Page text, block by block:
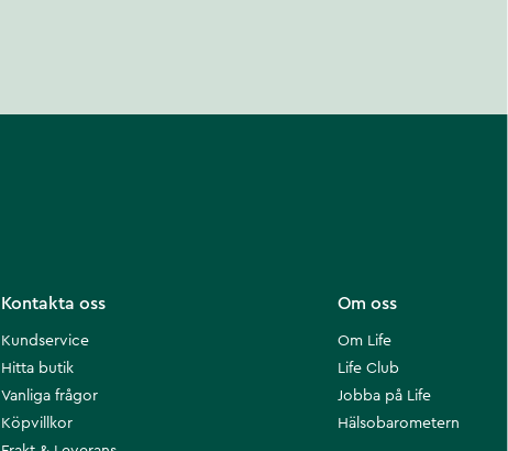
Om oss
Om Life
Life Club
Jobba på Life
Hälsobarometern
Kontakta oss
Kundservice
Hitta butik
Vanliga frågor
Köpvillkor